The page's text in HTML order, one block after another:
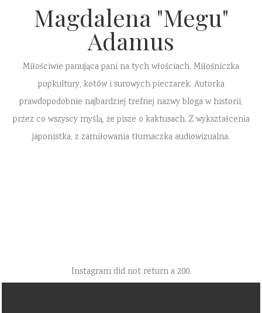
Magdalena "Megu"
Adamus
Miłościwie panująca pani na tych włościach. Miłośniczka
popkultury, kotów i surowych pieczarek. Autorka
prawdopodobnie najbardziej trefnej nazwy bloga w historii,
przez co wszyscy myślą, że pisze o kaktusach. Z wykształcenia
japonistka, z zamiłowania tłumaczka audiowizualna.
Instagram did not return a 200.